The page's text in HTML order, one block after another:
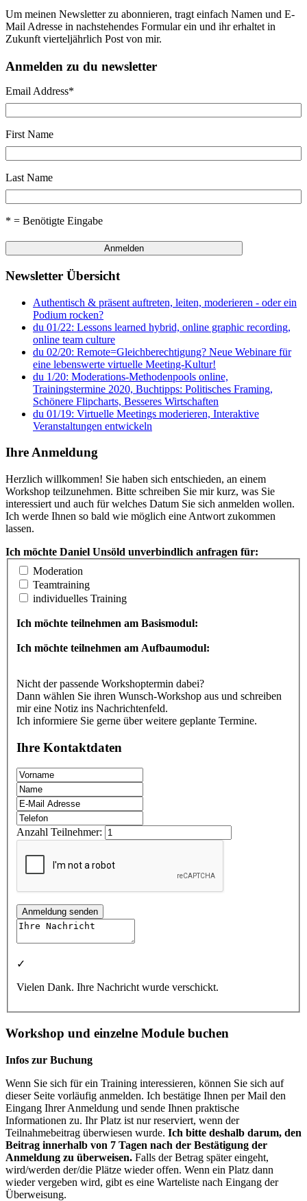
Um meinen Newsletter zu abonnieren, tragt einfach Namen und E-
Mail Adresse in nachstehendes Formular ein und ihr erhaltet in
Zukunft vierteljährlich Post von mir.
Anmelden zu du newsletter
Email Address*
First Name
Last Name
* = Benötigte Eingabe
Newsletter Übersicht
Authentisch & präsent auftreten, leiten, moderieren - oder ein
Podium rocken?
du 01/22: Lessons learned hybrid, online graphic recording,
online team culture
du 02/20: Remote=Gleichberechtigung? Neue Webinare für
eine lebenswerte virtuelle Meeting-Kultur!
du 1/20: Moderations-Methodenpools online,
Trainingstermine 2020, Buchtipps: Politisches Framing,
Schönere Flipcharts, Besseres Wirtschaften
du 01/19: Virtuelle Meetings moderieren, Interaktive
Veranstaltungen entwickeln
Ihre Anmeldung
Herzlich willkommen! Sie haben sich entschieden, an einem
Workshop teilzunehmen. Bitte schreiben Sie mir kurz, was Sie
interessiert und auch für welches Datum Sie sich anmelden wollen.
Ich werde Ihnen so bald wie möglich eine Antwort zukommen
lassen.
Ich möchte Daniel Unsöld unverbindlich anfragen für:
Moderation
Teamtraining
individuelles Training
Ich möchte teilnehmen am Basismodul:
Ich möchte teilnehmen am Aufbaumodul:
Nicht der passende Workshoptermin dabei?
Dann wählen Sie ihren Wunsch-Workshop aus und schreiben
mir eine Notiz ins Nachrichtenfeld.
Ich informiere Sie gerne über weitere geplante Termine.
Ihre Kontaktdaten
Anzahl Teilnehmer:
Anmeldung senden
✓
Vielen Dank. Ihre Nachricht wurde verschickt.
Workshop und einzelne Module buchen
Infos zur Buchung
Wenn Sie sich für ein Training interessieren, können Sie sich auf
dieser Seite vorläufig anmelden. Ich bestätige Ihnen per Mail den
Eingang Ihrer Anmeldung und sende Ihnen praktische
Informationen zu. Ihr Platz ist nur reserviert, wenn der
Teilnahmebeitrag überwiesen wurde. Ich bitte deshalb darum, den
Beitrag innerhalb von 7 Tagen nach der Bestätigung der
Anmeldung zu überweisen. Falls der Betrag später eingeht,
wird/werden der/die Plätze wieder offen. Wenn ein Platz dann
wieder vergeben wird, gibt es eine Warteliste nach Eingang der
Überweisung.